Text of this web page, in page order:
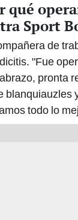
qué
Sport
de
"Fue
pronta
blanquiauzles
todo lo